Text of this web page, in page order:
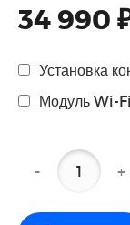
34 990
Установка
Модуль Wi-
- +